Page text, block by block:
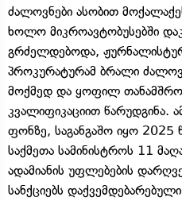
ძალოვნები ასობით
ხოლო მიკროავტობუსებში
გრძელდებოდა,
პროკურატურამ ბრალი
მოქმედ და ყოფილ
კვალიფიკაციით წარუდგინა.
ფონზე, საგანგაშო იყო 2025
საქმეთა სამინისტროს 11
ადამიანის უფლებების
სანქციებს